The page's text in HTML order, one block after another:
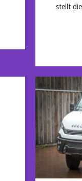
stellt